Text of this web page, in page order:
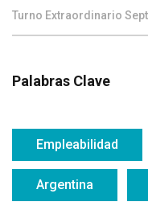
Turno Extraordinario
Palabras Clave
Empleabilidad
Argentina